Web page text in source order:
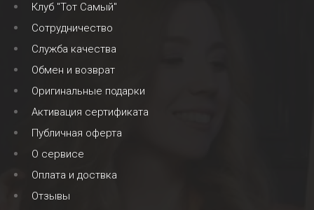
Клуб "Тот Самый"
Сотрудничество
Служба качества
Обмен и возврат
Оригинальные подарки
Активация сертификата
Публичная оферта
О сервисе
Оплата и доствка
Отзывы